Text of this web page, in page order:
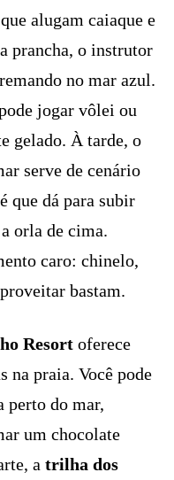
alugam caiaque e
prancha, o instrutor
no mar azul.
jogar vôlei ou
gelado. À tarde, o
serve de cenário
que dá para subir
orla de cima.
caro: chinelo,
bastam.
Resort oferece
na praia. Você pode
perto do mar,
um chocolate
a trilha dos